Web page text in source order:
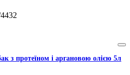
з протеїном і аргановою олією 5л